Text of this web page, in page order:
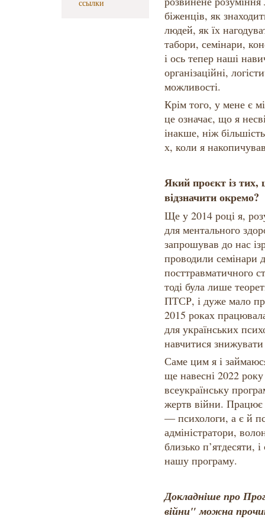
ссылки
біженців, як
людей, як їх
табори, семінари,
і ось тепер наші
організаційні,
можливості.
Крім того, у мене є
це означає, що я
інакше, ніж
х, коли я
Який проєкт із тих,
відзначити окремо?
Ще у 2014 році я,
для ментального
запрошував до нас
проводили семінари
посттравматичного
тоді була лише
ПТСР, і дуже мало
2015 роках
для українських
навчитися
Саме цим я і
ще навесні 2022
всеукраїнську
жертв війни.
— психологи, а є й
адміністратори,
близько п’ятдесяти,
нашу програму.
Докладніше про
війни" можна